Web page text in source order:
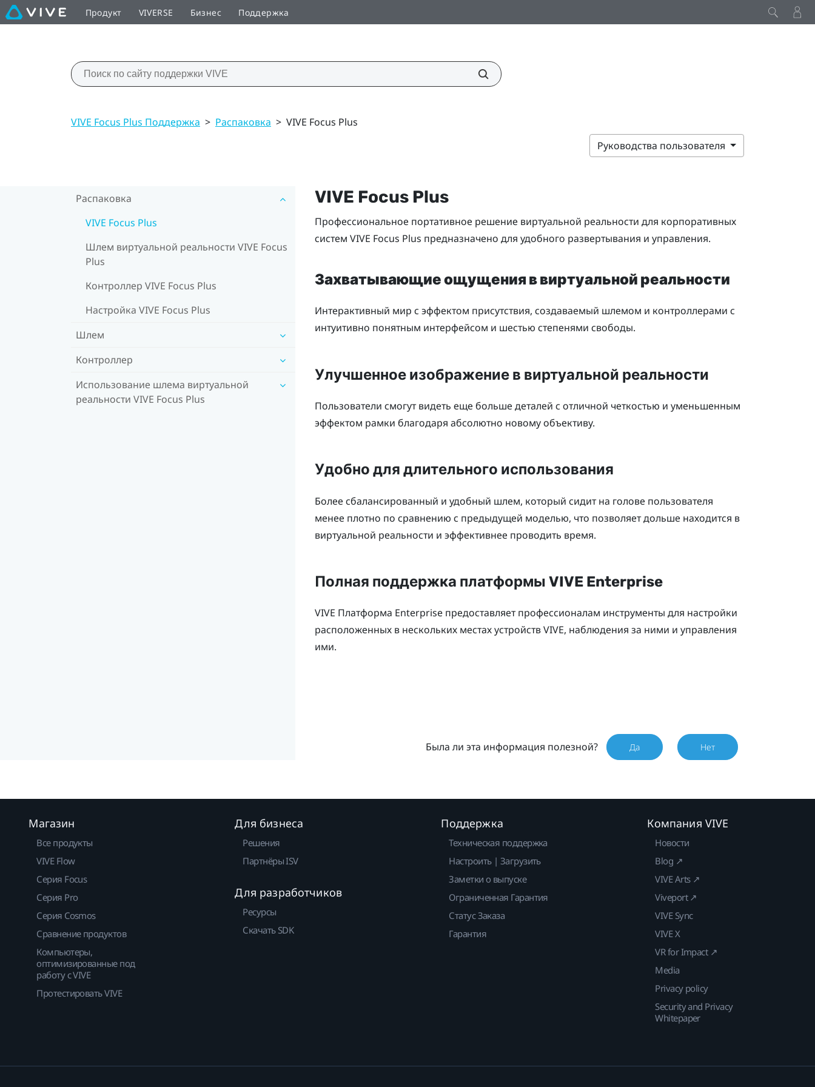
Продукт VIVERSE Бизнес Поддержка
VIVE Focus Plus Поддержка > Распаковка > VIVE Focus Plus
Руководства пользователя
Распаковка
VIVE Focus Plus
Шлем виртуальной реальности VIVE Focus
Plus
Контроллер VIVE Focus Plus
Настройка VIVE Focus Plus
Шлем
Контроллер
Использование шлема виртуальной
реальности VIVE Focus Plus
VIVE FocusPlus
Профессиональное портативное решение виртуальной реальности для корпоративных
систем VIVE Focus Plus предназначено для удобного развертывания и управления.
Захватывающие ощущения в виртуальной реальности
Интерактивный мир с эффектом присутствия, создаваемый шлемом и контроллерами с
интуитивно понятным интерфейсом и шестью степенями свободы.
Улучшенное изображение в виртуальной реальности
Пользователи смогут видеть еще больше деталей с отличной четкостью и уменьшенным
эффектом рамки благодаря абсолютно новому объективу.
Удобно для длительного использования
Более сбалансированный и удобный шлем, который сидит на голове пользователя
менее плотно по сравнению с предыдущей моделью, что позволяет дольше находится в
виртуальной реальности и эффективнее проводить время.
Полная поддержка платформы VIVEEnterprise
VIVE Платформа Enterprise предоставляет профессионалам инструменты для настройки
расположенных в нескольких местах устройствVIVE, наблюдения за ними и управления
ими.
Была ли эта информация полезной? Да Нет
Магазин
Все продукты
VIVE Flow
Серия Focus
Серия Pro
Серия Cosmos
Сравнение продуктов
Компьютеры,
оптимизированные под
работу с VIVE
Протестировать VIVE
Для бизнеса
Решения
Партнёры ISV
Для разработчиков
Ресурсы
Скачать SDK
Поддержка
Техническая поддержка
Настроить | Загрузить
Заметки о выпуске
Ограниченная Гарантия
Статус Заказа
Гарантия
Компания VIVE
Новости
Blog ↗
VIVE Arts ↗
Viveport ↗
VIVE Sync
VIVE X
VR for Impact ↗
Media
Privacy policy
Security and Privacy
Whitepaper